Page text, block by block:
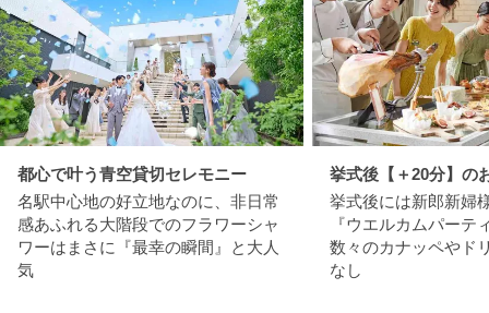
都心で叶う青空貸切セレモニー
名駅中心地の好立地なのに、非日常
感あふれる大階段でのフラワーシャ
ワーはまさに『最幸の瞬間』と大人
気
挙式後【＋20分】の
挙式後には新郎新婦
『ウエルカムパーテ
数々のカナッペやド
なし